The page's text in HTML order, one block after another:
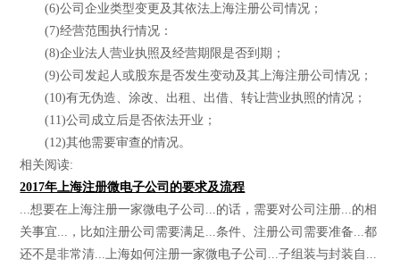
(6)公司企业类型变更及其依法上海注册公司情况；
(7)经营范围执行情况：
(8)企业法人营业执照及经营期限是否到期；
(9)公司发起人或股东是否发生变动及其上海注册公司情况；
(10)有无伪造、涂改、出租、出借、转让营业执照的情况；
(11)公司成立后是否依法开业；
(12)其他需要审查的情况。
相关阅读:
2017年上海注册微电子公司的要求及流程
...想要在上海注册一家微电子公司...的话，需要对公司注册...的相
关事宜...，比如注册公司需要满足...条件、注册公司需要准备...都
还不是非常清...上海如何注册一家微电子公司...子组装与封装自...